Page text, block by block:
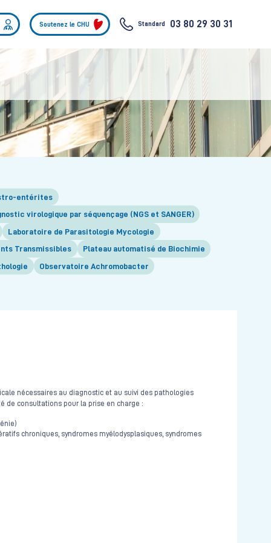
Soutenez le CHU Standard 03 80 29 30 31
entérites
virologique par séquençage (NGS et SANGER)
Laboratoire de Parasitologie Mycologie
Transmissibles Plateau automatisé de Biochimie
Observatoire Achromobacter
nécessaires au diagnostic et au suivi des pathologies
de consultations pour la prise en charge :
chroniques, syndromes myélodysplasiques, syndromes